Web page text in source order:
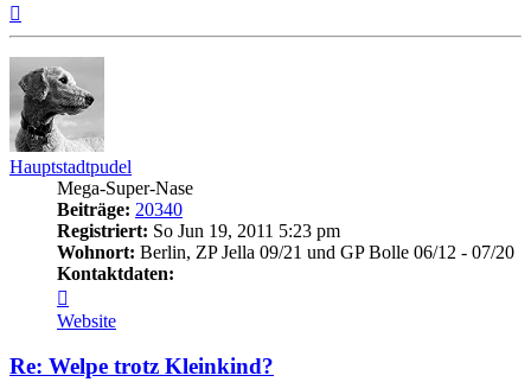
Hauptstadtpudel
Mega-Super-Nase
Beiträge: 20340
Registriert: So Jun 19, 2011 5:23 pm
Wohnort: Berlin, ZP Jella 09/21 und GP Bolle 06/12 - 07/20
Kontaktdaten:
von
Hauptstadtpudel
Website
Re: Welpe trotz Kleinkind?